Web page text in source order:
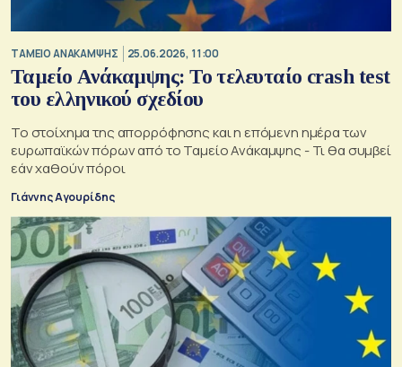
ΤΑΜΕΙΟ ΑΝΑΚΑΜΨΗΣ 25.06.2026, 11:00
Ταμείο Ανάκαμψης: Το τελευταίο crash test
του ελληνικού σχεδίου
Το στοίχημα της απορρόφησης και η επόμενη ημέρα των
ευρωπαϊκών πόρων από το Ταμείο Ανάκαμψης - Τι θα συμβεί
εάν χαθούν πόροι
Γιάννης Αγουρίδης